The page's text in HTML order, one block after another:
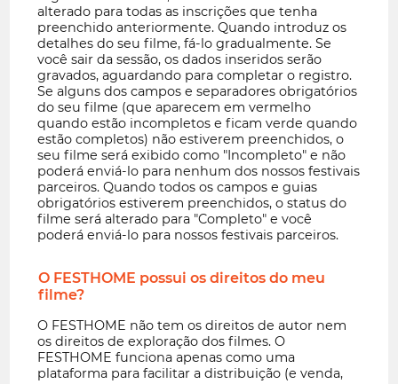
alterado para todas as inscrições que tenha
preenchido anteriormente. Quando introduz os
detalhes do seu filme, fá-lo gradualmente. Se
você sair da sessão, os dados inseridos serão
gravados, aguardando para completar o registro.
Se alguns dos campos e separadores obrigatórios
do seu filme (que aparecem em vermelho
quando estão incompletos e ficam verde quando
estão completos) não estiverem preenchidos, o
seu filme será exibido como "Incompleto" e não
poderá enviá-lo para nenhum dos nossos festivais
parceiros. Quando todos os campos e guias
obrigatórios estiverem preenchidos, o status do
filme será alterado para "Completo" e você
poderá enviá-lo para nossos festivais parceiros.
O FESTHOME possui os direitos do meu
filme?
O FESTHOME não tem os direitos de autor nem
os direitos de exploração dos filmes. O
FESTHOME funciona apenas como uma
plataforma para facilitar a distribuição (e venda,